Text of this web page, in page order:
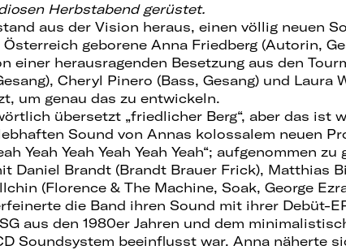
Herbstabend gerüstet.
aus der Vision heraus, einen völlig neuen
geborene Anna Friedberg (Autorin,
einer herausragenden Besetzung aus den
Cheryl Pinero (Bass, Gesang) und Laura
um genau das zu entwickeln.
übersetzt „friedlicher Berg“, aber das ist
Sound von Annas kolossalem neuen
Yeah Yeah Yeah Yeah Yeah“; aufgenommen
Daniel Brandt (Brandt Brauer Frick), Matthias
(Florence & The Machine, Soak, George
die Band ihren Sound mit ihrer Debüt-
aus den 1980er Jahren und dem
Soundsystem beeinflusst war. Anna näherte